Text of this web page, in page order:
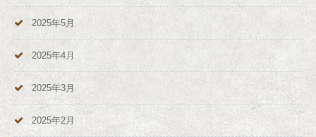
2025年5月
2025年4月
2025年3月
2025年2月